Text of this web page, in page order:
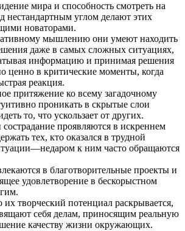
мира и способность смотреть на
нестандартным углом делают этих
новаторами.
мышлению они умеют находить
даже в самых сложных ситуациях,
информацию и принимая решения
ценно в критические моменты, когда
реакция.
притяжение ко всему загадочному
проникать в скрытые слои
то, что ускользает от других.
проявляются в искреннем
тех, кто оказался в трудной
к ним часто обращаются
в благотворительные проекты и
удовлетворение в бескорыстном
их творческий потенциал раскрывается,
себя делам, приносящим реальную
качеству жизни окружающих.